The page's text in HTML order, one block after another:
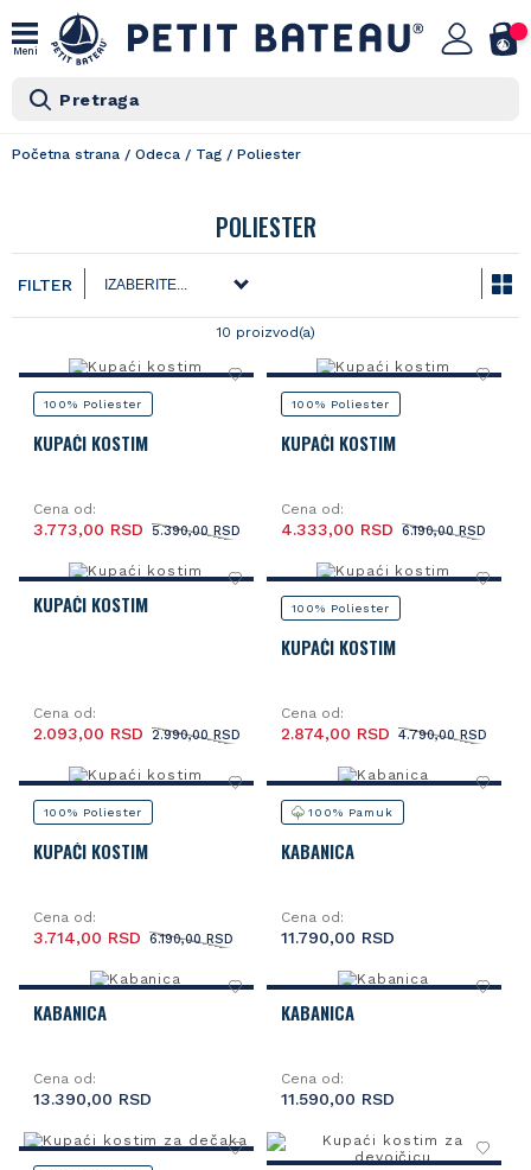
Meni
Pretraga
Početna strana / Odeca / Tag / Poliester
POLIESTER
FILTER
10 proizvod(a)
100% Poliester
KUPAĆI KOSTIM
Cena od:
5.390,00 RSD
3.773,00 RSD
100% Poliester
KUPAĆI KOSTIM
Cena od:
6.190,00 RSD
4.333,00 RSD
KUPAĆI KOSTIM
Cena od:
2.990,00 RSD
2.093,00 RSD
100% Poliester
KUPAĆI KOSTIM
Cena od:
4.790,00 RSD
2.874,00 RSD
100% Poliester
KUPAĆI KOSTIM
Cena od:
6.190,00 RSD
3.714,00 RSD
100% Pamuk
KABANICA
Cena od:
11.790,00 RSD
KABANICA
Cena od:
13.390,00 RSD
KABANICA
Cena od:
11.590,00 RSD